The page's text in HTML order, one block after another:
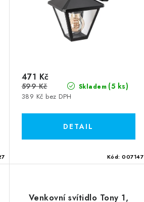
Skladem (5 ks)
389 Kč bez DPH
471 Kč
599 Kč
Kód:007147
Venkovní svítidlo Tony 1,